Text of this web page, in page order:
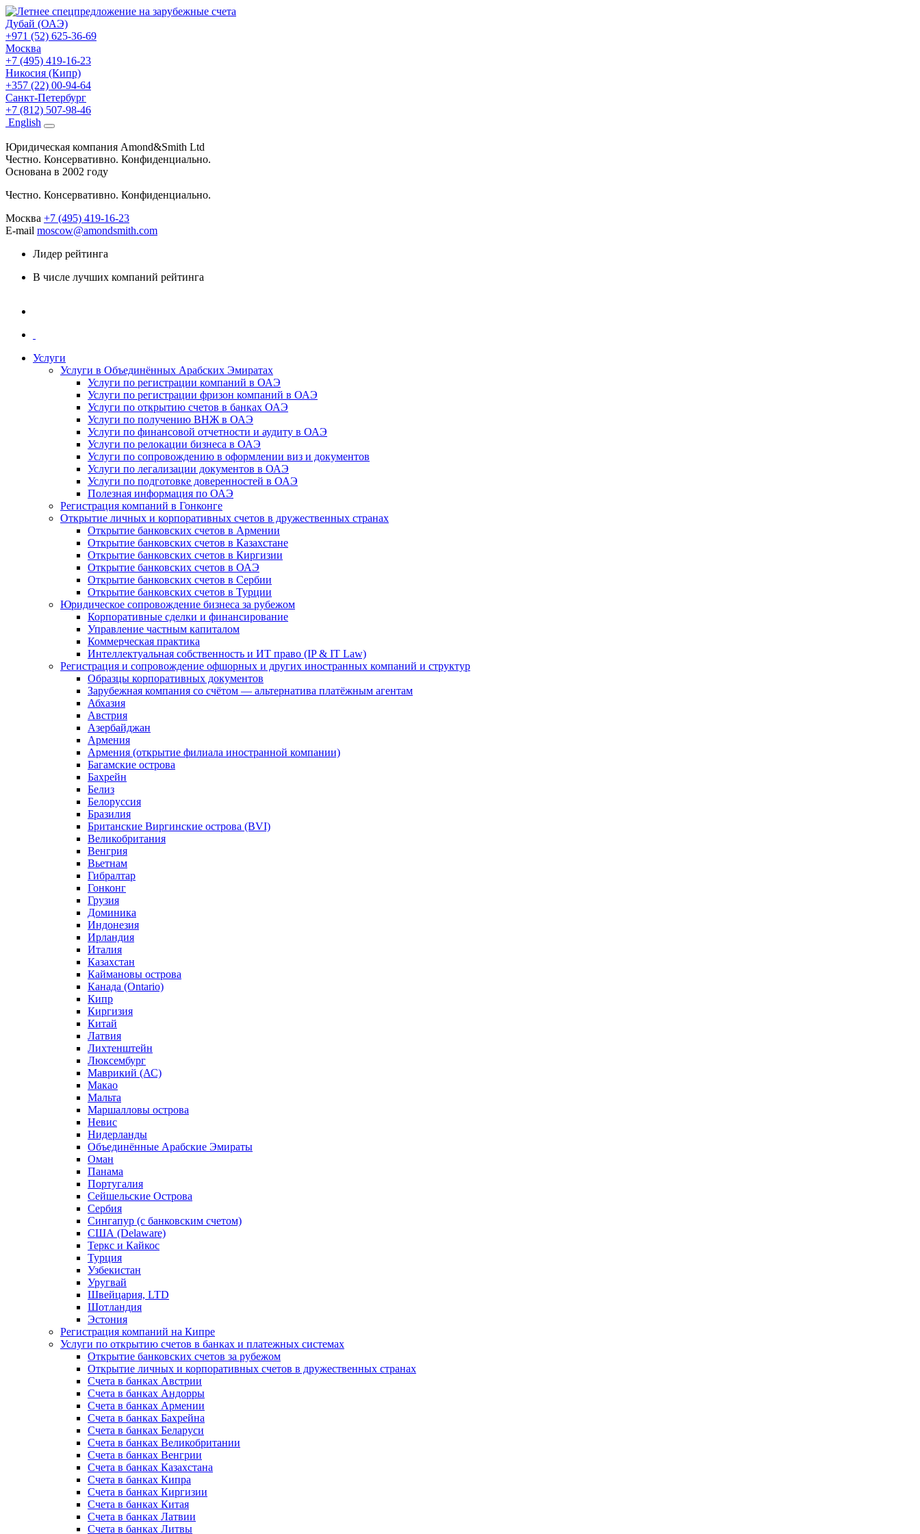
Дубай (ОАЭ)
+971 (52) 625-36-69
Москва
+7 (495) 419-16-23
Никосия (Кипр)
+357 (22) 00-94-64
Санкт-Петербург
+7 (812) 507-98-46
English
Юридическая компания Amond&Smith Ltd
Честно. Консервативно. Конфиденциально.
Основана в 2002 году
Честно. Консервативно. Конфиденциально.
Москва +7 (495) 419-16-23
E-mail moscow@amondsmith.com
Лидер рейтинга
В числе лучших компаний рейтинга
Услуги
Услуги в Объединённых Арабских Эмиратах
Услуги по регистрации компаний в ОАЭ
Услуги по регистрации фризон компаний в ОАЭ
Услуги по открытию счетов в банках ОАЭ
Услуги по получению ВНЖ в ОАЭ
Услуги по финансовой отчетности и аудиту в ОАЭ
Услуги по релокации бизнеса в ОАЭ
Услуги по сопровождению в оформлении виз и документов
Услуги по легализации документов в ОАЭ
Услуги по подготовке доверенностей в ОАЭ
Полезная информация по ОАЭ
Регистрация компаний в Гонконге
Открытие личных и корпоративных счетов в дружественных странах
Открытие банковских счетов в Армении
Открытие банковских счетов в Казахстане
Открытие банковских счетов в Киргизии
Открытие банковских счетов в ОАЭ
Открытие банковских счетов в Сербии
Открытие банковских счетов в Турции
Юридическое сопровождение бизнеса за рубежом
Корпоративные сделки и финансирование
Управление частным капиталом
Коммерческая практика
Интеллектуальная собственность и ИТ право (IP & IT Law)
Регистрация и сопровождение офшорных и других иностранных компаний и структур
Образцы корпоративных документов
Зарубежная компания со счётом — альтернатива платёжным агентам
Абхазия
Австрия
Азербайджан
Армения
Армения (открытие филиала иностранной компании)
Багамские острова
Бахрейн
Белиз
Белоруссия
Бразилия
Британские Виргинские острова (BVI)
Великобритания
Венгрия
Вьетнам
Гибралтар
Гонконг
Грузия
Доминика
Индонезия
Ирландия
Италия
Казахстан
Каймановы острова
Канада (Ontario)
Кипр
Киргизия
Китай
Латвия
Лихтенштейн
Люксембург
Маврикий (АС)
Макао
Мальта
Маршалловы острова
Нeвис
Нидерланды
Объединённые Арабские Эмираты
Оман
Панама
Португалия
Сейшельские Острова
Сербия
Сингапур (c банковским счетом)
США (Delaware)
Теркс и Кайкос
Турция
Узбекистан
Уругвай
Швейцария, LTD
Шотландия
Эстония
Регистрация компаний на Кипре
Услуги по открытию счетов в банках и платежных системах
Открытие банковских счетов за рубежом
Открытие личных и корпоративных счетов в дружественных странах
Счета в банках Австрии
Счета в банках Андорры
Счета в банках Армении
Счета в банках Бахрейна
Счета в банках Беларуси
Счета в банках Великобритании
Счета в банках Венгрии
Счета в банках Казахстана
Счета в банках Кипра
Счета в банках Киргизии
Счета в банках Китая
Счета в банках Латвии
Счета в банках Литвы